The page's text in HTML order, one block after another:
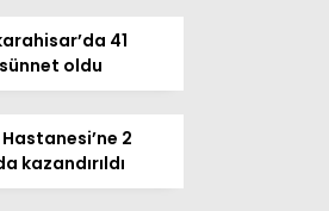
41
oldu
2
kazandırıldı